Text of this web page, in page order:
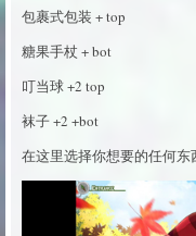
包裹式包装 + top
糖果手杖 + bot
叮当球 +2 top
袜子 +2 +bot
在这里选择你想要的任何东